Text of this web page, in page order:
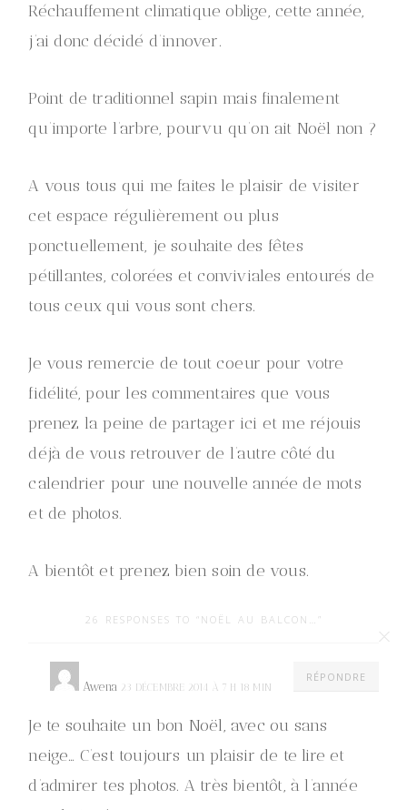
Réchauffement climatique oblige, cette année,
j’ai donc décidé d’innover.
Point de traditionnel sapin mais finalement
qu’importe l’arbre, pourvu qu’on ait Noël non ?
A vous tous qui me faites le plaisir de visiter
cet espace régulièrement ou plus
ponctuellement, je souhaite des fêtes
pétillantes, colorées et conviviales entourés de
tous ceux qui vous sont chers.
Je vous remercie de tout coeur pour votre
fidélité, pour les commentaires que vous
prenez la peine de partager ici et me réjouis
déjà de vous retrouver de l’autre côté du
calendrier pour une nouvelle année de mots
et de photos.
A bientôt et prenez bien soin de vous.
26 RESPONSES TO “NOËL AU BALCON…”
RÉPONDRE
Awena 23 DÉCEMBRE 2014 À 7 H 18 MIN
Je te souhaite un bon Noël, avec ou sans
neige… C’est toujours un plaisir de te lire et
d’admirer tes photos. A très bientôt, à l’année